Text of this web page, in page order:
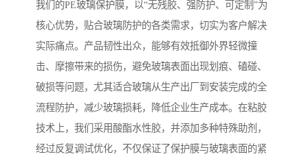
我们的PE玻璃保护膜，以“无残胶、强防护、可定制”为
核心优势，贴合玻璃防护的各类需求，切实为客户解决
实际痛点。产品韧性出众，能够有效抵御外界轻微撞
击、摩擦带来的损伤，避免玻璃表面出现划痕、磕碰、
破损等问题，尤其适合玻璃从生产出厂到安装完成的全
流程防护，减少玻璃损耗，降低企业生产成本。在粘胶
技术上，我们采用酸酯水性胶，并添加多种特殊助剂，
经过反复调试优化，不仅保证了保护膜与玻璃表面的紧